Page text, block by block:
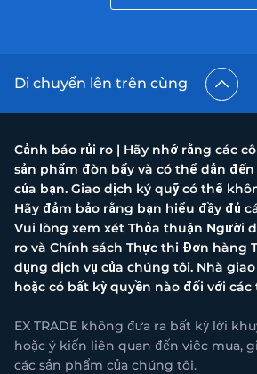
Di chuyển lên trên cùng
Cảnh báo rủi ro | Hãy nhớ rằng các
sản phẩm đòn bẩy và có thể dẫn
của bạn. Giao dịch ký quỹ có thể
Hãy đảm bảo rằng bạn hiểu đầy đủ
Vui lòng xem xét Thỏa thuận Người
ro và Chính sách Thực thi Đơn hàng
dụng dịch vụ của chúng tôi. Nhà
hoặc có bất kỳ quyền nào đối với các
EX TRADE không đưa ra bất kỳ lời
hoặc ý kiến liên quan đến việc mua,
các sản phẩm của chúng tôi.